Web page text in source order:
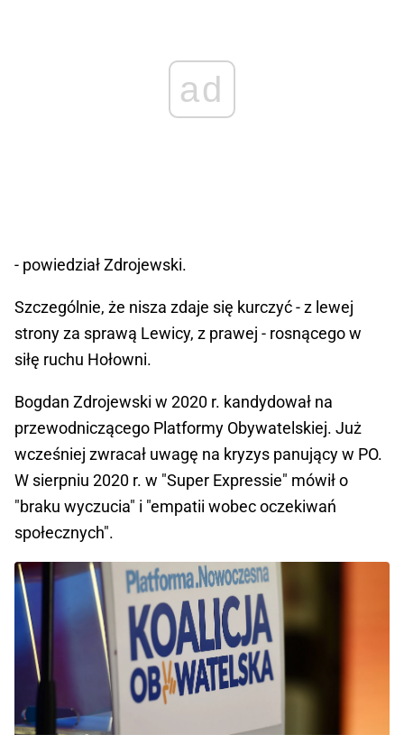
ad
- powiedział Zdrojewski.
Szczególnie, że nisza zdaje się kurczyć - z lewej
strony za sprawą Lewicy, z prawej - rosnącego w
siłę ruchu Hołowni.
Bogdan Zdrojewski w 2020 r. kandydował na
przewodniczącego Platformy Obywatelskiej. Już
wcześniej zwracał uwagę na kryzys panujący w PO.
W sierpniu 2020 r. w "Super Expressie" mówił o
"braku wyczucia" i "empatii wobec oczekiwań
społecznych".